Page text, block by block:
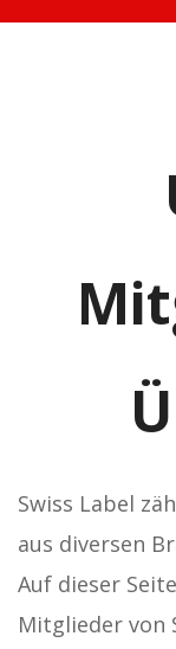
Swiss Label
aus diversen
Auf dieser
Mitglieder von